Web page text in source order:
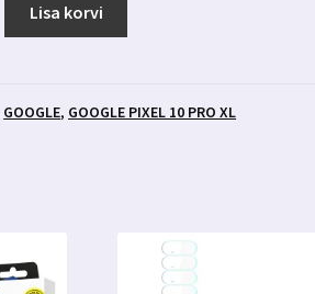
Lisa korvi
GOOGLE, GOOGLE PIXEL 10 PRO XL